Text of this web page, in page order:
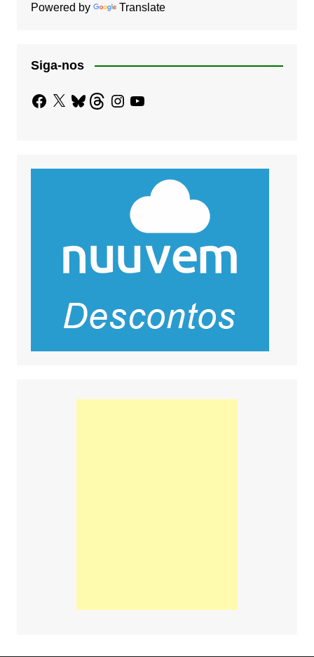
Powered by Translate
Siga-nos
Facebook
X BlueskyThreadsInstagram
YouTube